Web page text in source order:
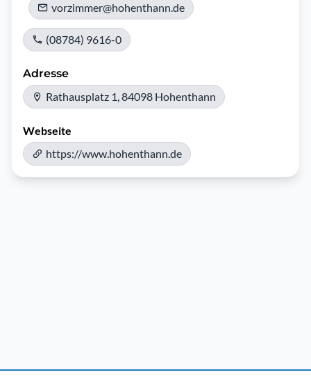
vorzimmer@hohenthann.de
(08784) 9616-0
Adresse
Rathausplatz 1, 84098 Hohenthann
Webseite
https://www.hohenthann.de